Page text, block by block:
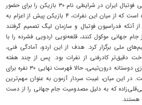
به گزارش نصر، سرمربی تیم ملی فوتبال ایران در شرایطی نام ۳۰ بازیکن را برای حضور
در اردوی نهایی ترکیه اعلام کرده است که از میان این نفرات، ۴ بازیکن پیش از اعزام به
فدراسیون فوتبال و سازمان لیگ تصمیم گرفتند
جهانی موکول کنند، قلعه‌نویی اردویی فشرده را با
تیم‌های ملی برگزار کرد. هدف از این اردو، آمادگی فنی،
دقیق‌تر کادرفنی از نفرات بود. پس از چند هفته
تمرینات پرفشار و برگزاری سه بازی دوستانه درون‌تیمی، حالا فهرست نهایی ۳۰ نفره برای
این میان، غیبت سردار آزمون به عنوان مهم‌ترین
که به دلیل مصدومیت جام جهانی را از دست
هستند.